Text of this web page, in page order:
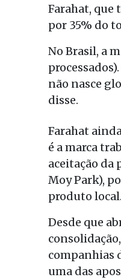
Farahat, que
por 35% do
No Brasil, a
não nasce
disse.
Farahat
é a marca
aceitação da
Moy Park),
produto
Desde que
companhias
uma das